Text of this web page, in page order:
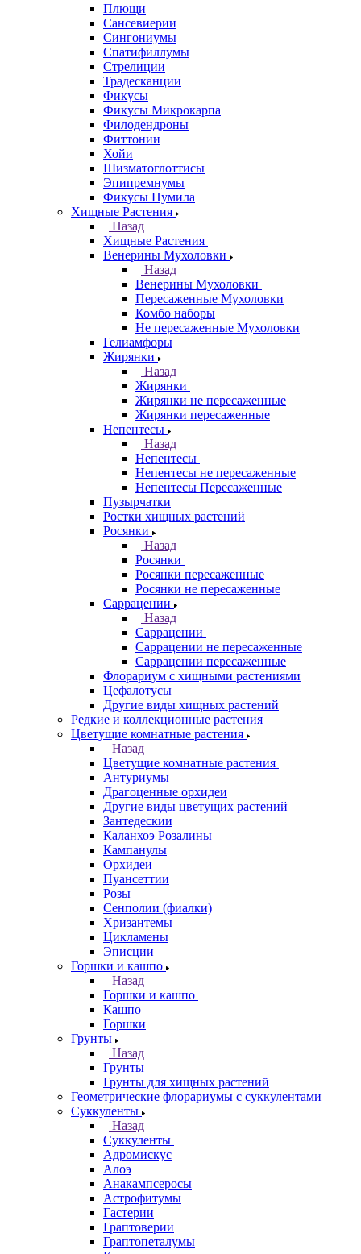
Плющи
Сансевиерии
Сингониумы
Спатифиллумы
Стрелиции
Традесканции
Фикусы
Фикусы Микрокарпа
Филодендроны
Фиттонии
Хойи
Шизматоглоттисы
Эпипремнумы
Фикусы Пумила
Хищные Растения
Назад
Хищные Растения
Венерины Мухоловки
Назад
Венерины Мухоловки
Пересаженные Мухоловки
Комбо наборы
Не пересаженные Мухоловки
Гелиамфоры
Жирянки
Назад
Жирянки
Жирянки не пересаженные
Жирянки пересаженные
Непентесы
Назад
Непентесы
Непентесы не пересаженные
Непентесы Пересаженные
Пузырчатки
Ростки хищных растений
Росянки
Назад
Росянки
Росянки пересаженные
Росянки не пересаженные
Саррацении
Назад
Саррацении
Саррацении не пересаженные
Саррацении пересаженные
Флорариум с хищными растениями
Цефалотусы
Другие виды хищных растений
Редкие и коллекционные растения
Цветущие комнатные растения
Назад
Цветущие комнатные растения
Антуриумы
Драгоценные орхидеи
Другие виды цветущих растений
Зантедескии
Каланхоэ Розалины
Кампанулы
Орхидеи
Пуансеттии
Розы
Сенполии (фиалки)
Хризантемы
Цикламены
Эписции
Горшки и кашпо
Назад
Горшки и кашпо
Кашпо
Горшки
Грунты
Назад
Грунты
Грунты для хищных растений
Геометрические флорариумы с суккулентами
Суккуленты
Назад
Суккуленты
Адромискус
Алоэ
Анакампсеросы
Астрофитумы
Гастерии
Граптоверии
Граптопеталумы